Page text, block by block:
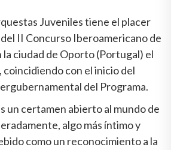
Juveniles tiene el placer
II Concurso Iberoamericano de
ciudad de Oporto (Portugal) el
coincidiendo con el inicio del
del Programa.
un certamen abierto al mundo de
algo más íntimo y
como un reconocimiento a la